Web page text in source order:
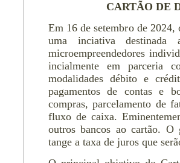
CARTÃO DE
Em 16 de setembro de
uma inciativa
microempreendedores
incialmente em parceria
modalidades débito e
pagamentos de contas e
compras, parcelamento de
fluxo de caixa.
outros bancos ao cartão. O
tange a taxa de juros que